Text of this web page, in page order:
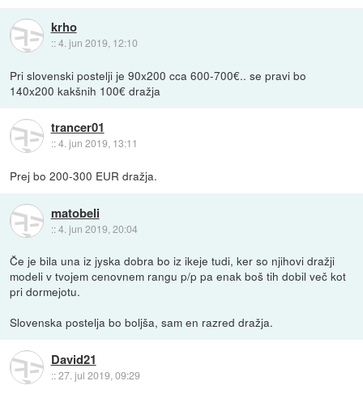
krho
::4. jun 2019, 12:10
Pri slovenski postelji je 90x200 cca 600-700€.. se pravi bo
140x200 kakšnih 100€ dražja
trancer01
::4. jun 2019, 13:11
Prej bo 200-300 EUR dražja.
matobeli
::4. jun 2019, 20:04
Če je bila una iz jyska dobra bo iz ikeje tudi, ker so njihovi dražji
modeli v tvojem cenovnem rangu p/p pa enak boš tih dobil več kot
pri dormejotu.
Slovenska postelja bo boljša, sam en razred dražja.
David21
::27. jul 2019, 09:29